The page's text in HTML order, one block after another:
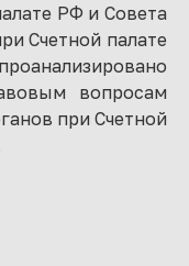
РФ и Совета
Счетной палате
вопросам
при Счетной